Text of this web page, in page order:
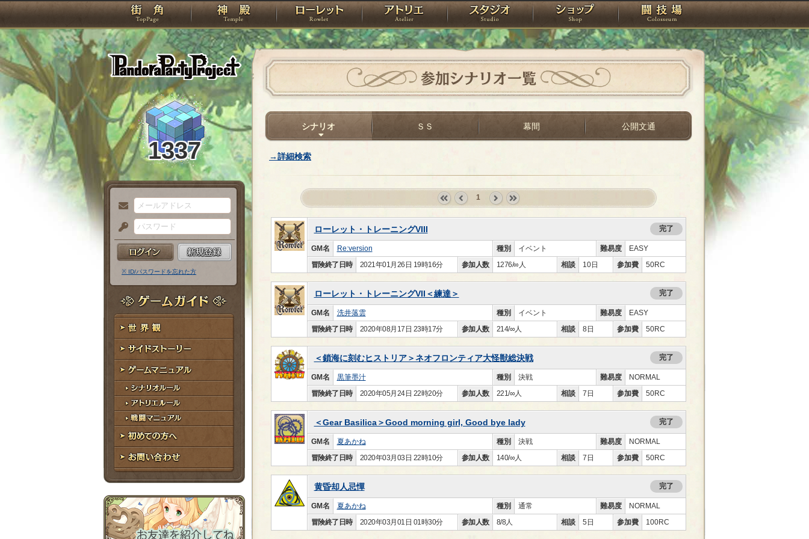
PandoraPartyProject
TOP 神殿 ローレット アトリエ スタジオ ショップ 闘技場
1337
メ
ー
ル
ア
ド
レ
ス
パ
ス
ー
ド
※ ID/パスワードを忘れた方
ゲームガイド
世界観
サイドストーリー
ゲームマニュアル
シナリオルール
アトリエルール
戦闘マニュアル
初めての方へ
お問い合わせ
参加シナリオ一覧
シナリオ ＳＳ 幕間 公開文通
→詳細検索
1
ローレット・トレーニングVIII 完了
GM名 Re:version 種別 イベント 難易度
EASY
冒険終了日時
2021年01月26日 19時16分 参加人数 1276/∞人 相談 10日 参加費 50RC
ローレット・トレーニングVII＜練達＞ 完了
GM名 洗井落雲 種別 イベント 難易度
EASY
冒険終了日時
2020年08月17日 23時17分 参加人数 214/∞人 相談 8日 参加費 50RC
＜鎖海に刻むヒストリア＞ネオフロンティア大怪獣総決戦 完了
GM名 黒筆墨汁 種別 決戦 難易度
NORMAL
冒険終了日時
2020年05月24日 22時20分 参加人数 221/∞人 相談 7日 参加費 50RC
＜Gear Basilica＞Good morning girl, Good bye lady 完了
GM名 夏あかね 種別 決戦 難易度
NORMAL
冒険終了日時
2020年03月03日 22時10分 参加人数 140/∞人 相談 7日 参加費 50RC
黄昏却人忌憚 完了
GM名 夏あかね 種別 通常 難易度
NORMAL
冒険終了日時
2020年03月01日 01時30分 参加人数 8/8人 相談 5日 参加費 100RC